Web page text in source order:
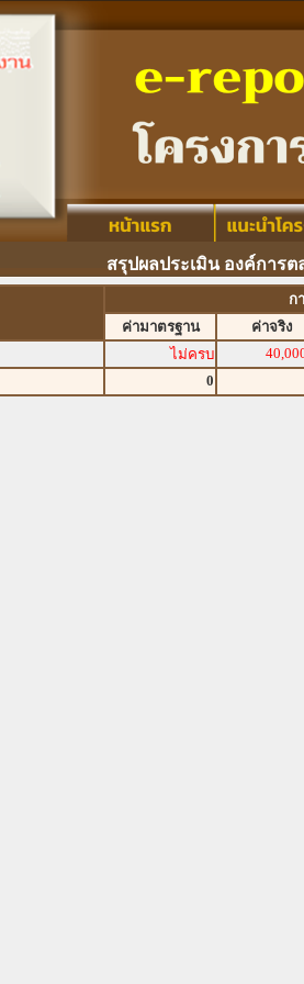
สรุปผลประเมิน องค์การต
ก
ค่ามาตรฐาน
ค่าจริง
ไม่ครบ
0